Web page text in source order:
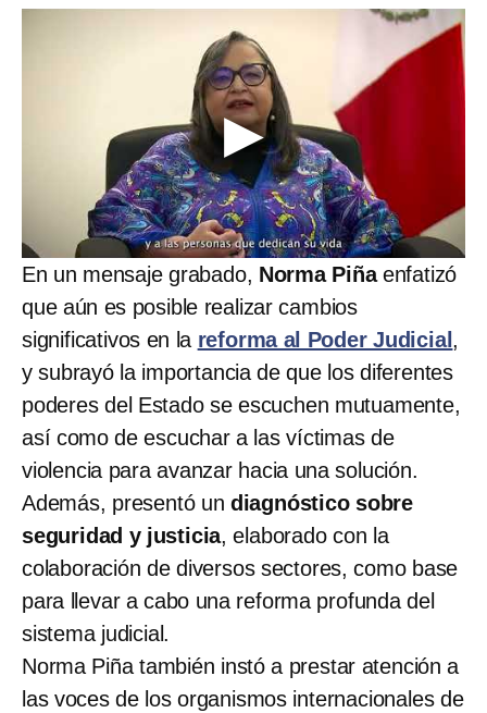
En un mensaje grabado, Norma Piñaenfatizó
que aún es posible realizar cambios
significativos en la reforma al Poder Judicial ,
y subrayó la importancia de que los diferentes
poderes del Estado se escuchen mutuamente,
así como de escuchar a las víctimas de
violencia para avanzar hacia una solución.
Además, presentó un diagnóstico sobre
seguridad y justicia, elaborado con la
colaboración de diversos sectores, como base
para llevar a cabo una reforma profunda del
sistema judicial.
Norma Piña también instó a prestar atención a
las voces de los organismos internacionales de